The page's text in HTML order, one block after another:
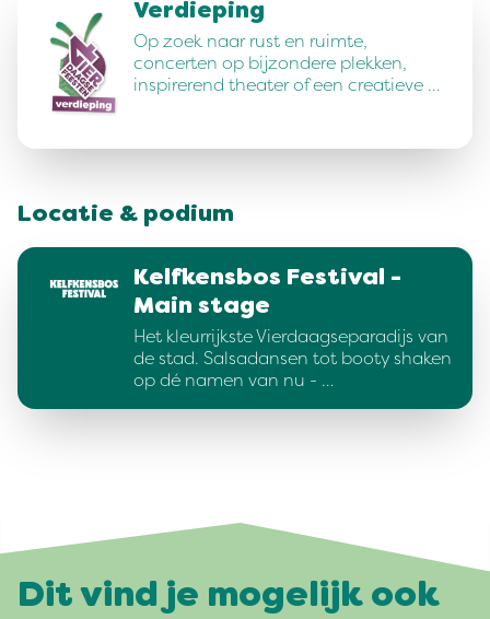
Verdieping
Op zoek naar rust en ruimte,
concerten op bijzondere plekken,
inspirerend theater of een creatieve …
Locatie & podium
Kelfkensbos Festival -
Main stage
Het kleurrijkste Vierdaagseparadijs van
de stad. Salsadansen tot booty shaken
op dé namen van nu - …
Dit vind je mogelijk ook